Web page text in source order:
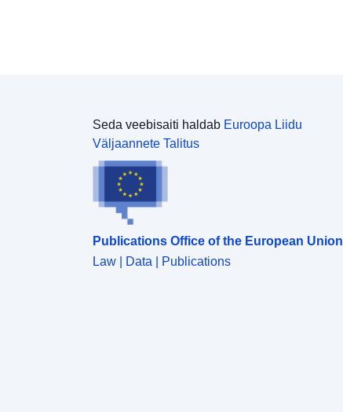
Seda veebisaiti haldab Euroopa Liidu
Väljaannete Talitus
Publications Office of the European Union
Law | Data | Publications